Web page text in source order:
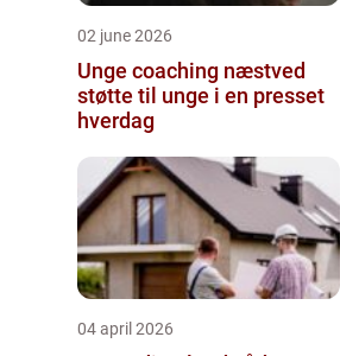
02 june 2026
Unge coaching næstved
støtte til unge i en presset
hverdag
04 april 2026